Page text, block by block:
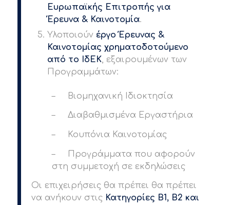
Ευρωπαϊκής Επιτροπής για
Έρευνα & Καινοτομία.
Υλοποιούν έργο Έρευνας &
Καινοτομίας χρηματοδοτούμενο
από το ΙδΕΚ, εξαιρουμένων των
Προγραμμάτων:
– Βιομηχανική Ιδιοκτησία
– Διαβαθμισμένα Εργαστήρια
– Κουπόνια Καινοτομίας
– Προγράμματα που αφορούν
στη συμμετοχή σε εκδηλώσεις
Οι επιχειρήσεις θα πρέπει θα πρέπει
να ανήκουν στις Κατηγορίες Β1, Β2 και